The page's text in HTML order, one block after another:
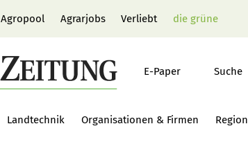
Agropool Agrarjobs Verliebt die grüne
E-Paper Suche
Landtechnik Organisationen & Firmen Region